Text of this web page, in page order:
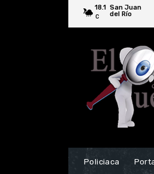
18.1
C
San Juan
del Río
Policiaca